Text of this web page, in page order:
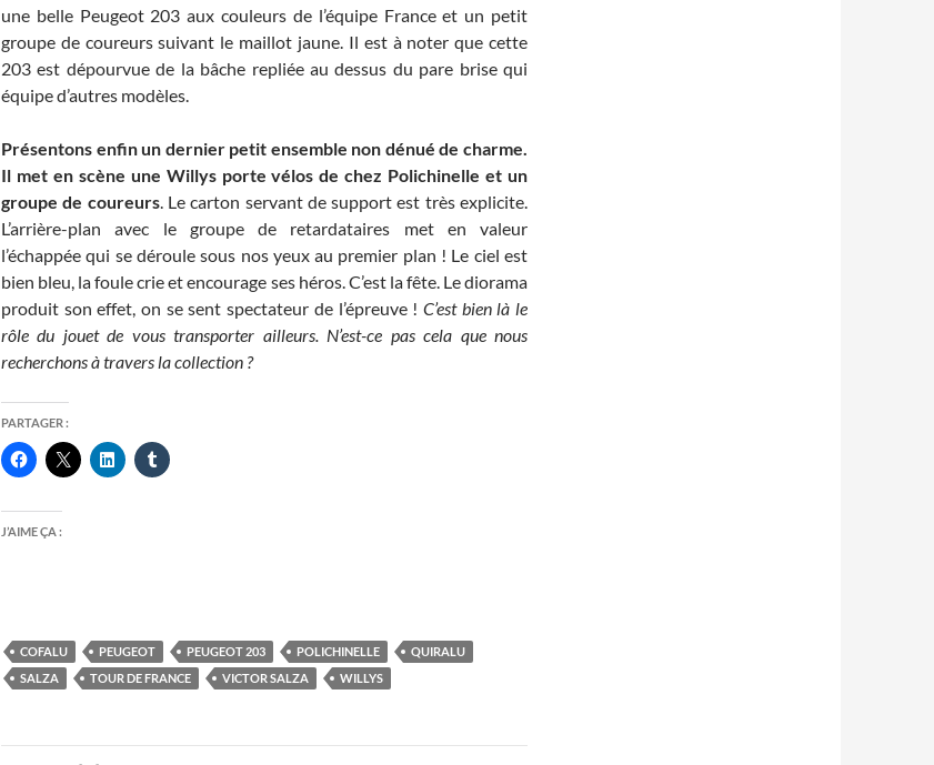
une belle Peugeot 203 aux couleurs de l’équipe France et un petit
groupe de coureurs suivant le maillot jaune. Il est à noter que cette
203 est dépourvue de la bâche repliée au dessus du pare brise qui
équipe d’autres modèles.
Présentons enfin un dernier petit ensemble non dénué de charme.
Il met en scène une Willys porte vélos de chez Polichinelle et un
groupe de coureurs. Le carton servant de support est très explicite.
L’arrière-plan avec le groupe de retardataires met en valeur
l’échappée qui se déroule sous nos yeux au premier plan ! Le ciel est
bien bleu, la foule crie et encourage ses héros. C’est la fête. Le diorama
produit son effet, on se sent spectateur de l’épreuve ! C’est bien là le
rôle du jouet de vous transporter ailleurs. N’est-ce pas cela que nous
recherchons à travers la collection ?
PARTAGER :
J’AIME ÇA :
COFALU PEUGEOT PEUGEOT 203 POLICHINELLE
QUIRALU
SALZA
TOUR DE FRANCE VICTOR SALZA WILLYS